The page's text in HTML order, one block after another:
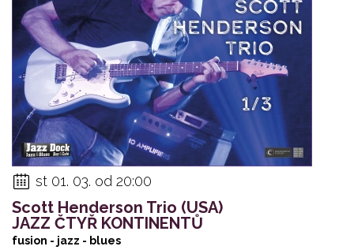
st 01. 03. od 20:00
Scott Henderson Trio (USA)
JAZZ ČTYŘ KONTINENTŮ
fusion - jazz - blues